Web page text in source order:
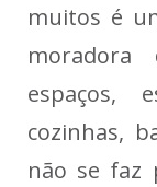
muitos é
moradora
espaços,
cozinhas,
não se faz